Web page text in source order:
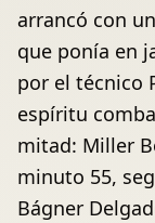
arrancó con
que ponía en
por el técnico
espíritu
mitad: Miller
minuto 55,
Bágner